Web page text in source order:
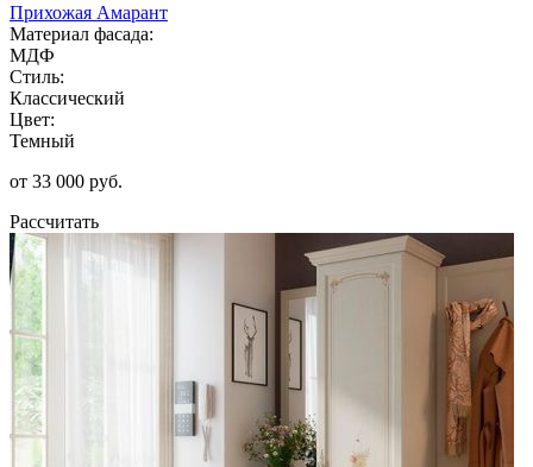
Прихожая Амарант
Материал фасада:
МДФ
Стиль:
Классический
Цвет:
Темный
от 33 000 руб.
Рассчитать